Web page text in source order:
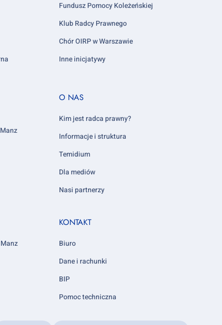
Fundusz Pomocy Koleżeńskiej
Klub Radcy Prawnego
Chór OIRP w Warszawie
Inne inicjatywy
Footer
5
O NAS
Kim jest radca prawny?
Informacje i struktura
Temidium
Dla mediów
Nasi partnerzy
KONTAKT
Biuro
Dane i rachunki
BIP
Pomoc techniczna